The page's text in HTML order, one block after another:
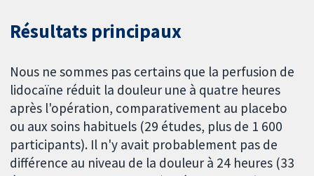
Résultats principaux
Nous ne sommes pas certains que la perfusion de
lidocaïne réduit la douleur une à quatre heures
après l'opération, comparativement au placebo
ou aux soins habituels (29 études, plus de 1 600
participants). Il n'y avait probablement pas de
différence au niveau de la douleur à 24 heures (33